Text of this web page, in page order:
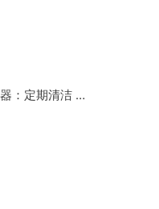
：定期清洁 …